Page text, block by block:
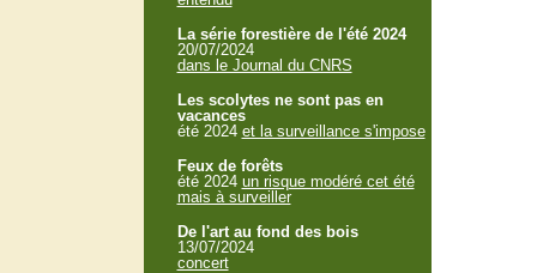
La série forestière de l'été 2024
20/07/2024
dans le Journal du CNRS
Les scolytes ne sont pas en
vacances
été 2024 et la surveillance s'impose
Feux de forêts
été 2024 un risque modéré cet été
mais à surveiller
De l'art au fond des bois
13/07/2024
concert